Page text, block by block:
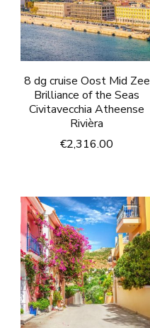
8 dg cruise Oost Mid Zee
Brilliance of the Seas
Civitavecchia Atheense
Rivièra
€2,316.00